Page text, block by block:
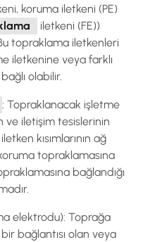
koruma iletkeni (PE)
iletkeni (FE))
topraklama iletkenleri
iletkenine veya farklı
olabilir.
: Topraklanacak işletme
ve iletişim tesislerinin
kısımlarının ağ
topraklamasına
bağlandığı
elektrodu): Toprağa
bağlantısı olan veya